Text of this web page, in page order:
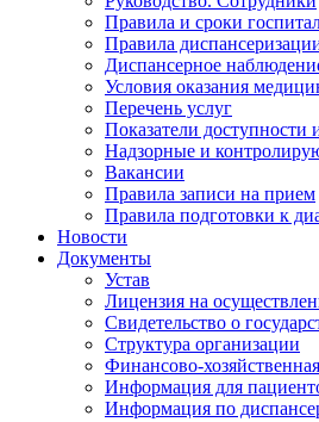
Правила и сроки
Правила
Диспансерное
Условия оказания
Перечень услуг
Показатели
Надзорные и
Вакансии
Правила записи на прием
Правила подготовки к
Новости
Документы
Устав
Лицензия на
Свидетельство о
Структура организации
Финансово-
Информация для
Информация по